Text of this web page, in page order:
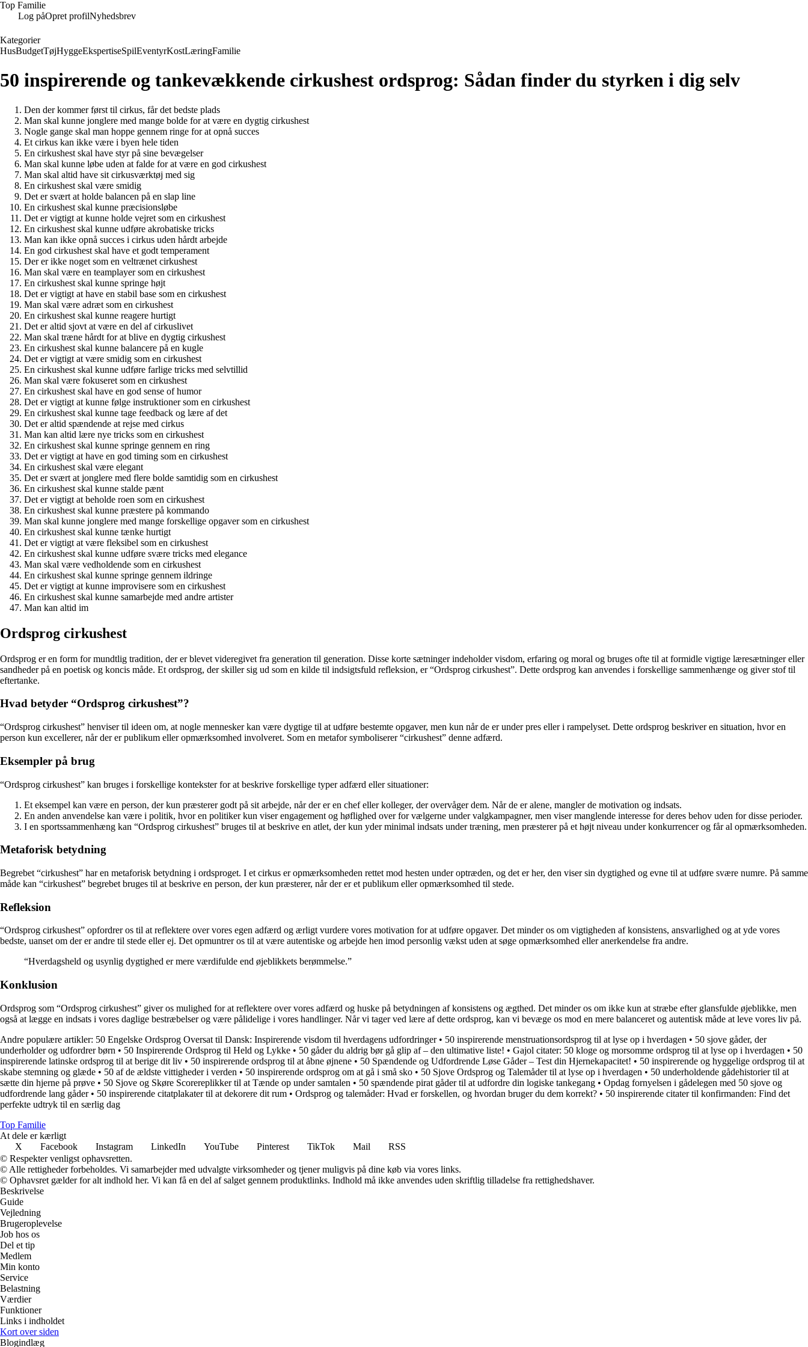
Top Familie
Log påOpret profilNyhedsbrev
Kategorier
HusBudgetTøjHyggeEkspertiseSpilEventyrKostLæringFamilie
50 inspirerende og tankevækkende cirkushest ordsprog: Sådan finder du styrken i dig selv
Den der kommer først til cirkus, får det bedste plads
Man skal kunne jonglere med mange bolde for at være en dygtig cirkushest
Nogle gange skal man hoppe gennem ringe for at opnå succes
Et cirkus kan ikke være i byen hele tiden
En cirkushest skal have styr på sine bevægelser
Man skal kunne løbe uden at falde for at være en god cirkushest
Man skal altid have sit cirkusværktøj med sig
En cirkushest skal være smidig
Det er svært at holde balancen på en slap line
En cirkushest skal kunne præcisionsløbe
Det er vigtigt at kunne holde vejret som en cirkushest
En cirkushest skal kunne udføre akrobatiske tricks
Man kan ikke opnå succes i cirkus uden hårdt arbejde
En god cirkushest skal have et godt temperament
Der er ikke noget som en veltrænet cirkushest
Man skal være en teamplayer som en cirkushest
En cirkushest skal kunne springe højt
Det er vigtigt at have en stabil base som en cirkushest
Man skal være adræt som en cirkushest
En cirkushest skal kunne reagere hurtigt
Det er altid sjovt at være en del af cirkuslivet
Man skal træne hårdt for at blive en dygtig cirkushest
En cirkushest skal kunne balancere på en kugle
Det er vigtigt at være smidig som en cirkushest
En cirkushest skal kunne udføre farlige tricks med selvtillid
Man skal være fokuseret som en cirkushest
En cirkushest skal have en god sense of humor
Det er vigtigt at kunne følge instruktioner som en cirkushest
En cirkushest skal kunne tage feedback og lære af det
Det er altid spændende at rejse med cirkus
Man kan altid lære nye tricks som en cirkushest
En cirkushest skal kunne springe gennem en ring
Det er vigtigt at have en god timing som en cirkushest
En cirkushest skal være elegant
Det er svært at jonglere med flere bolde samtidig som en cirkushest
En cirkushest skal kunne stalde pænt
Det er vigtigt at beholde roen som en cirkushest
En cirkushest skal kunne præstere på kommando
Man skal kunne jonglere med mange forskellige opgaver som en cirkushest
En cirkushest skal kunne tænke hurtigt
Det er vigtigt at være fleksibel som en cirkushest
En cirkushest skal kunne udføre svære tricks med elegance
Man skal være vedholdende som en cirkushest
En cirkushest skal kunne springe gennem ildringe
Det er vigtigt at kunne improvisere som en cirkushest
En cirkushest skal kunne samarbejde med andre artister
Man kan altid im
Ordsprog cirkushest
Ordsprog er en form for mundtlig tradition, der er blevet videregivet fra generation til generation. Disse korte sætninger indeholder visdom, erfaring og moral og bruges ofte til at formidle vigtige læresætninger eller
sandheder på en poetisk og koncis måde. Et ordsprog, der skiller sig ud som en kilde til indsigtsfuld refleksion, er “Ordsprog cirkushest”. Dette ordsprog kan anvendes i forskellige sammenhænge og giver stof til
eftertanke.
Hvad betyder “Ordsprog cirkushest”?
“Ordsprog cirkushest” henviser til ideen om, at nogle mennesker kan være dygtige til at udføre bestemte opgaver, men kun når de er under pres eller i rampelyset. Dette ordsprog beskriver en situation, hvor en
person kun excellerer, når der er publikum eller opmærksomhed involveret. Som en metafor symboliserer “cirkushest” denne adfærd.
Eksempler på brug
“Ordsprog cirkushest” kan bruges i forskellige kontekster for at beskrive forskellige typer adfærd eller situationer:
Et eksempel kan være en person, der kun præsterer godt på sit arbejde, når der er en chef eller kolleger, der overvåger dem. Når de er alene, mangler de motivation og indsats.
En anden anvendelse kan være i politik, hvor en politiker kun viser engagement og høflighed over for vælgerne under valgkampagner, men viser manglende interesse for deres behov uden for disse perioder.
I en sportssammenhæng kan “Ordsprog cirkushest” bruges til at beskrive en atlet, der kun yder minimal indsats under træning, men præsterer på et højt niveau under konkurrencer og får al opmærksomheden.
Metaforisk betydning
Begrebet “cirkushest” har en metaforisk betydning i ordsproget. I et cirkus er opmærksomheden rettet mod hesten under optræden, og det er her, den viser sin dygtighed og evne til at udføre svære numre. På samme
måde kan “cirkushest” begrebet bruges til at beskrive en person, der kun præsterer, når der er et publikum eller opmærksomhed til stede.
Refleksion
“Ordsprog cirkushest” opfordrer os til at reflektere over vores egen adfærd og ærligt vurdere vores motivation for at udføre opgaver. Det minder os om vigtigheden af ​​konsistens, ansvarlighed og at yde vores
bedste, uanset om der er andre til stede eller ej. Det opmuntrer os til at være autentiske og arbejde hen imod personlig vækst uden at søge opmærksomhed eller anerkendelse fra andre.
“Hverdagsheld og usynlig dygtighed er mere værdifulde end øjeblikkets berømmelse.”
Konklusion
Ordsprog som “Ordsprog cirkushest” giver os mulighed for at reflektere over vores adfærd og huske på betydningen af ​​konsistens og ægthed. Det minder os om ikke kun at stræbe efter glansfulde øjeblikke, men
også at lægge en indsats i vores daglige bestræbelser og være pålidelige i vores handlinger. Når vi tager ved lære af dette ordsprog, kan vi bevæge os mod en mere balanceret og autentisk måde at leve vores liv på.
Andre populære artikler: 50 Engelske Ordsprog Oversat til Dansk: Inspirerende visdom til hverdagens udfordringer• 50 inspirerende menstruationsordsprog til at lyse op i hverdagen • 50 sjove gåder, der
underholder og udfordrer børn • 50 Inspirerende Ordsprog til Held og Lykke • 50 gåder du aldrig bør gå glip af – den ultimative liste! • Gajol citater: 50 kloge og morsomme ordsprog til at lyse op i hverdagen • 50
inspirerende latinske ordsprog til at berige dit liv • 50 inspirerende ordsprog til at åbne øjnene • 50 Spændende og Udfordrende Løse Gåder – Test din Hjernekapacitet! • 50 inspirerende og hyggelige ordsprog til at
skabe stemning og glæde • 50 af de ældste vittigheder i verden • 50 inspirerende ordsprog om at gå i små sko • 50 Sjove Ordsprog og Talemåder til at lyse op i hverdagen • 50 underholdende gådehistorier til at
sætte din hjerne på prøve • 50 Sjove og Skøre Scorereplikker til at Tænde op under samtalen • 50 spændende pirat gåder til at udfordre din logiske tankegang • Opdag fornyelsen i gådelegen med 50 sjove og
udfordrende lang gåder• 50 inspirerende citatplakater til at dekorere dit rum • Ordsprog og talemåder: Hvad er forskellen, og hvordan bruger du dem korrekt? • 50 inspirerende citater til konfirmanden: Find det
perfekte udtryk til en særlig dag
Top Familie
At dele er kærligt
X
Facebook Instagram LinkedIn YouTube Pinterest TikTok Mail
RSS
© Respekter venligst ophavsretten.
© Alle rettigheder forbeholdes. Vi samarbejder med udvalgte virksomheder og tjener muligvis på dine køb via vores links.
© Ophavsret gælder for alt indhold her. Vi kan få en del af salget gennem produktlinks. Indhold må ikke anvendes uden skriftlig tilladelse fra rettighedshaver.
Beskrivelse
Guide
Vejledning
Brugeroplevelse
Job hos os
Del et tip
Medlem
Min konto
Service
Belastning
Værdier
Funktioner
Links i indholdet
Kort over siden
Blogindlæg